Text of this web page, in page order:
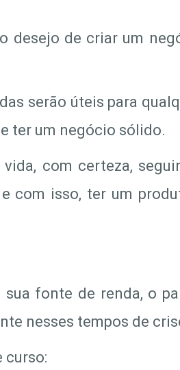
desejo de criar um
serão úteis para
ter um negócio sólido.
com certeza,
com isso, ter um
fonte de renda, o
nesses tempos de
curso: